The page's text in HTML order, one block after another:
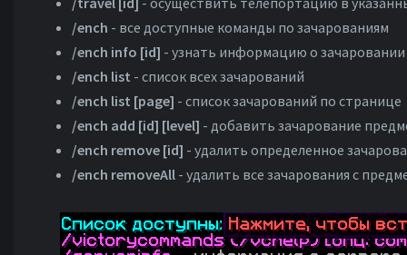
/ench - все доступные команды по зачарованиям
/ench info [id] - узнать информацию о зачаровании
/ench list - список всех зачарований
/ench list [page] - список зачарований по странице
/ench add [id] [level] - добавить зачарование
/ench remove [id] - удалить определенное
/ench removeAll - удалить все зачарования с